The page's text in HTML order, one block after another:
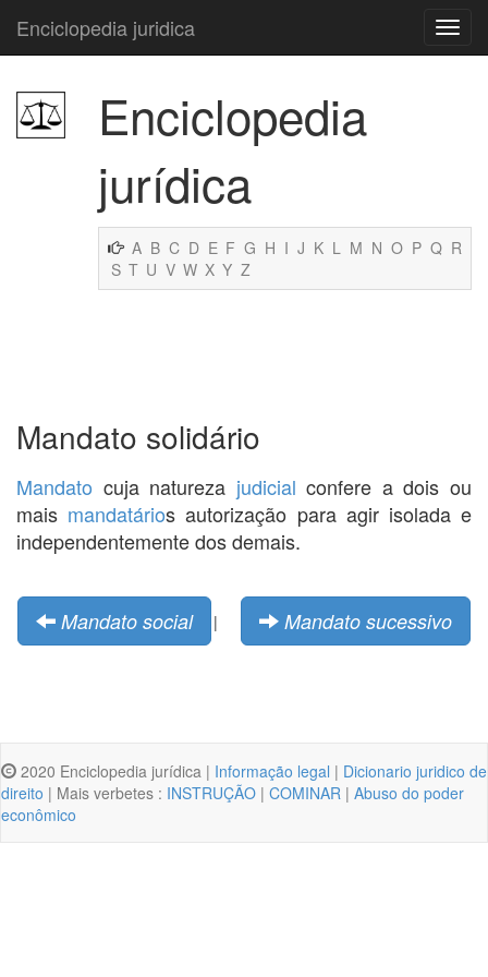
Enciclopedia juridica
Enciclopedia
jurídica
A B C D E F G H I J K L M N O P Q R
S T U V W X Y Z
Mandato solidário
Mandato cuja natureza judicial confere a dois ou
mais mandatários autorização para agir isolada e
independentemente dos demais.
Mandato social | Mandato sucessivo
2020 Enciclopedia jurídica | Informação legal | Dicionario juridico de
direito | Mais verbetes : INSTRUÇÃO | COMINAR | Abuso do poder
econômico